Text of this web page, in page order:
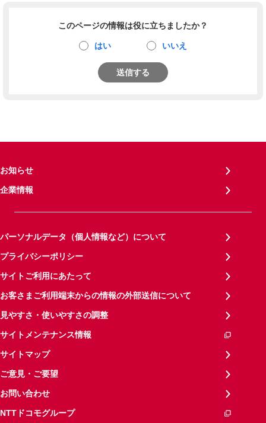
このページの情報は役に立ちましたか？
はい いいえ
送信する
お知らせ
企業情報
パーソナルデータ（個人情報など）について
プライバシーポリシー
サイトご利用にあたって
お客さまご利用端末からの情報の外部送信について
見やすさ・使いやすさの調整
サイトメンテナンス情報
サイトマップ
ご意見・ご要望
お問い合わせ
NTTドコモグループ